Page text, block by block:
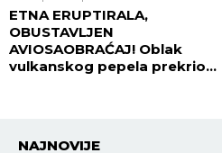
JEZIVU ZAMKU!
ETNA ERUPTIRALA,
OBUSTAVLJEN
AVIOSAOBRAĆAJ! Oblak
vulkanskog pepela prekrio
NAJNOVIJE